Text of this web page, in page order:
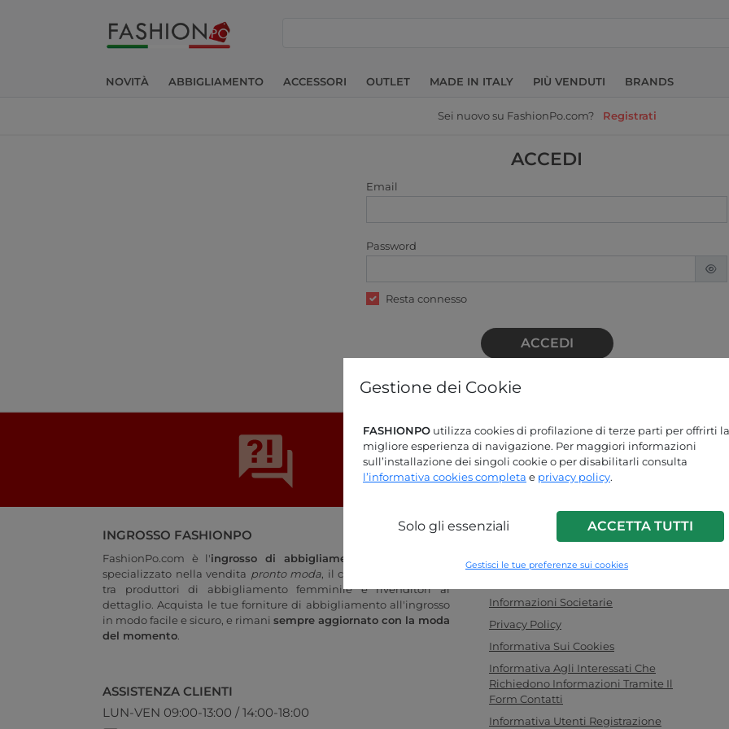
Gestione dei Cookie
FASHIONPO utilizza cookies di profilazione di terze parti per offrirti la
migliore esperienza di navigazione. Per maggiori informazioni
sull’installazione dei singoli cookie o per disabilitarli consulta
l’informativa cookies completa e privacy policy.
Solo gli essenziali ACCETTA TUTTI
Gestisci le tue preferenze sui cookies
NOVITÀ ABBIGLIAMENTO ACCESSORI OUTLET MADE IN ITALY PIÙ VENDUTI BRANDS
Sei nuovo su FashionPo.com? Registrati
ACCEDI
Email
Password
Resta connesso
ACCEDI
Password dimenticata?
Stai cercando delle risposte?
Dai un'occhiata alla nostra pagina FAQ!
INGROSSO FASHIONPO
FashionPo.com è l'ingrosso di abbigliamento donna online
specializzato nella vendita pronto moda , il collegamento ideale
tra produttori di abbigliamento femminile e rivenditori al
dettaglio. Acquista le tue forniture di abbigliamento all'ingrosso
in modo facile e sicuro, e rimani sempre aggiornato con la moda
del momento
ASSISTENZA CLIENTI
LUN-VEN 09:00-13:00 / 14:00-18:00
INFO LINK
Informazioni Societarie
Privacy Policy
Informativa Sui Cookies
Informativa Agli Interessati Che
Richiedono Informazioni Tramite Il
Form Contatti
Informativa Utenti Registrazione